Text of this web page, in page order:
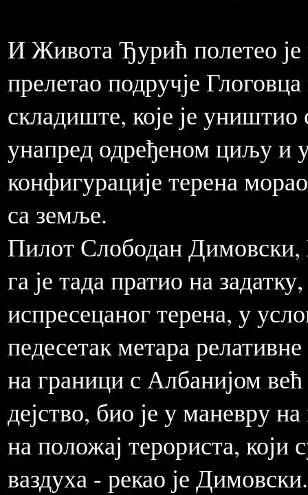
И Живота Ђурић полетео је
прелетао подручје
складиште, које је
унапред одређеном циљу и
конфигурације терена
са земље.
Пилот Слободан Димовски,
га је тада пратио на
испресецаног терена, у
педесетак метара
на граници с Албанијом
дејство, био је у маневру
на положај терориста,
ваздуха - рекао је Димовски.